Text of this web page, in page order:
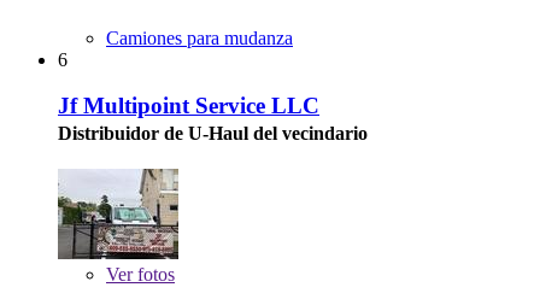
Camiones para mudanza
6
Jf Multipoint Service LLC
Distribuidor de U-Haul del vecindario
Verfotos